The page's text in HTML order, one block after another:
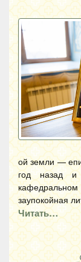
ой земли —
год назад и
заупокойная
Читать…